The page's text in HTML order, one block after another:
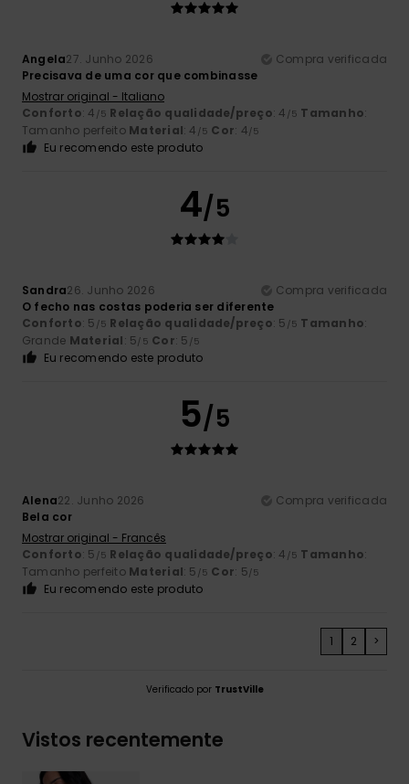
Angela27. Junho 2026
Compra verificada
Precisava de uma cor que combinasse
Mostrar original - Italiano
Conforto: 4 /5 Relação qualidade/preço: 4 /5 Tamanho:
Tamanho perfeito Material: 4 /5 Cor: 4/5
Eu recomendo este produto
4/5
Sandra26. Junho 2026
Compra verificada
O fecho nas costas poderia ser diferente
Conforto: 5 /5 Relação qualidade/preço: 5 /5 Tamanho:
Grande Material: 5/5 Cor: 5 /5
Eu recomendo este produto
5/5
Alena22. Junho 2026
Compra verificada
Bela cor
Mostrar original - Francês
Conforto: 5 /5 Relação qualidade/preço: 4 /5 Tamanho:
Tamanho perfeito Material: 5 /5 Cor: 5/5
Eu recomendo este produto
1 2 >
Verificado por TrustVille
Vistos recentemente